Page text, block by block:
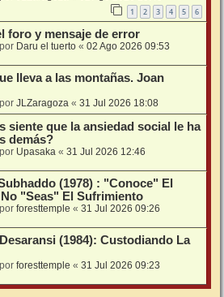
1 2 3 4 5 6
foro y mensaje de error
Daru el tuerto « 02 Ago 2026 09:53
lleva a las montañas. Joan
JLZaragoza « 31 Jul 2026 18:08
siente que la ansiedad social le ha
demás?
Upasaka « 31 Jul 2026 12:46
(1978) : "Conoce" El
"Seas" El Sufrimiento
foresttemple « 31 Jul 2026 09:26
(1984): Custodiando La
foresttemple « 31 Jul 2026 09:23